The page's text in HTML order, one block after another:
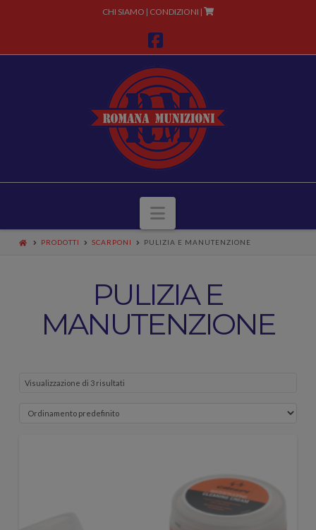
CHI SIAMO | CONDIZIONI |
Facebook
Navigazione
PRODOTTI SCARPONI PULIZIA E MANUTENZIONE
PULIZIA E
MANUTENZIONE
Visualizzazione di 3 risultati